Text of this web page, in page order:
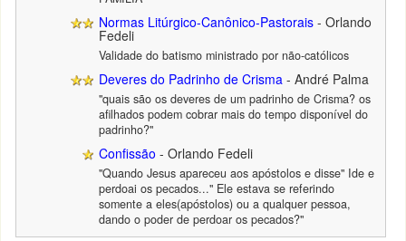
Normas Litúrgico-Canônico-Pastorais - Orlando
Fedeli
Validade do batismo ministrado por não-católicos
Deveres do Padrinho de Crisma - André Palma
"quais são os deveres de um padrinho de Crisma? os
afilhados podem cobrar mais do tempo disponível do
padrinho?"
Confissão - Orlando Fedeli
"Quando Jesus apareceu aos apóstolos e disse" Ide e
perdoai os pecados..." Ele estava se referindo
somente a eles(apóstolos) ou a qualquer pessoa,
dando o poder de perdoar os pecados?"